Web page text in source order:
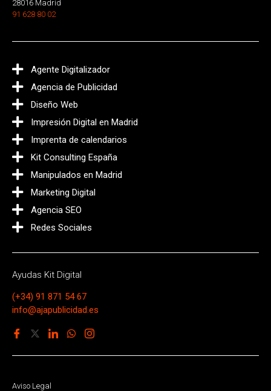
28016 Madrid
91 628 80 02
Agente Digitalizador
Agencia de Publicidad
Diseño Web
Impresión Digital en Madrid
Imprenta de calendarios
Kit Consulting España
Manipulados en Madrid
Marketing Digital
Agencia SEO
Redes Sociales
Ayudas Kit Digital
(+34) 91 871 54 67
info@ajapublicidad.es
Aviso Legal